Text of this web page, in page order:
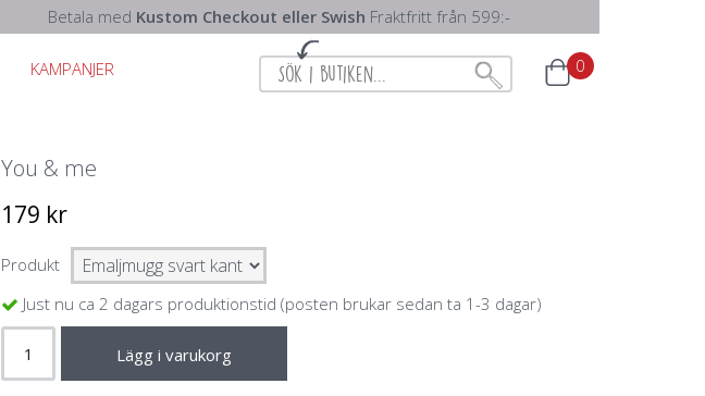
Betala med Kustom Checkout eller Swish Fraktfritt från 599:-
KAMPANJER 0
You & me
179 kr
Produkt
Just nu ca 2 dagars produktionstid (posten brukar sedan ta 1-3 dagar)
Lägg i varukorg